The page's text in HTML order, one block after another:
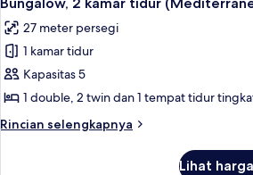
tidur
(Morea)
semua
foto
untuk
Bungalow,
2
kamar
tidur
27 meter persegi
1 kamar tidur
Kapasitas 5
1 double, 2 twin dan 1 tempat tidur
Rincian selengkapnya
Rincian
Lihat